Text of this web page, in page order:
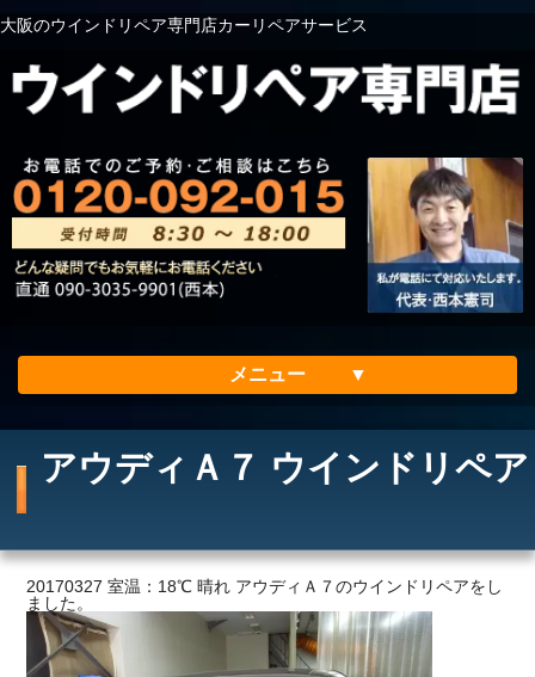
大阪のウインドリペア専門店カーリペアサービス
メニュー
会社案内
ご利用の流れ
価格
アウディＡ７ ウインドリペア
20170327 室温：18℃ 晴れ アウディＡ７のウインドリペアをし
ました。